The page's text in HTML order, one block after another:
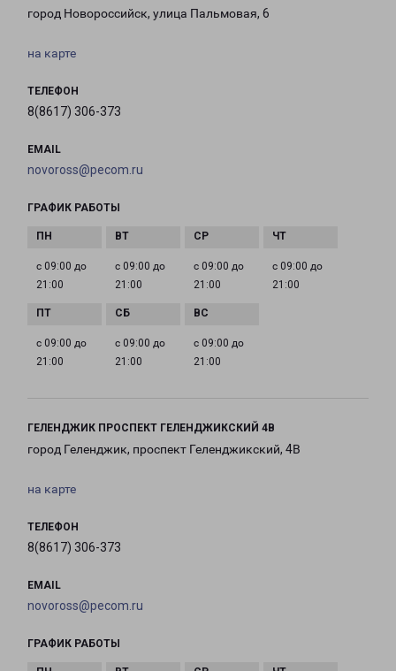
город Новороссийск, улица Пальмовая, 6
на карте
ТЕЛЕФОН
8(8617) 306-373
EMAIL
novoross@pecom.ru
ГРАФИК РАБОТЫ
с 09:00 до
21:00
с 09:00 до
21:00
с 09:00 до
21:00
с 09:00 до
21:00
с 09:00 до
21:00
с 09:00 до
21:00
с 09:00 до
21:00
ГЕЛЕНДЖИК ПРОСПЕКТ ГЕЛЕНДЖИКСКИЙ 4В
город Геленджик, проспект Геленджикский, 4В
на карте
ТЕЛЕФОН
8(8617) 306-373
EMAIL
novoross@pecom.ru
ГРАФИК РАБОТЫ